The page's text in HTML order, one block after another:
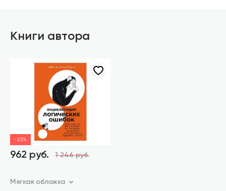
Книги автора
-23%
962 руб. 1 246 руб.
Мягкая обложка